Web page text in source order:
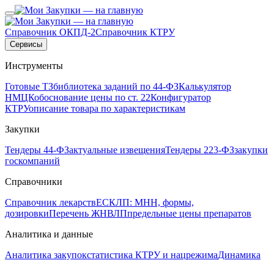
Справочник ОКПД-2Справочник КТРУ
Сервисы
Инструменты
Готовые ТЗбиблиотека заданий по 44-ФЗКалькулятор
НМЦКобоснование цены по ст. 22Конфигуратор
КТРУописание товара по характеристикам
Закупки
Тендеры 44-ФЗактуальные извещенияТендеры 223-ФЗзакупки
госкомпаний
Справочники
Справочник лекарствЕСКЛП: МНН, формы,
дозировкиПеречень ЖНВЛПпредельные цены препаратов
Аналитика и данные
Аналитика закупокстатистика КТРУ и нацрежимаДинамика